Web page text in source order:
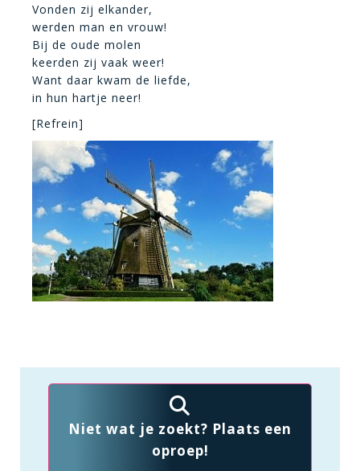
Vonden zij elkander,
werden man en vrouw!
Bij de oude molen
keerden zij vaak weer!
Want daar kwam de liefde,
in hun hartje neer!
[Refrein]
Niet wat je zoekt? Plaats een
oproep!